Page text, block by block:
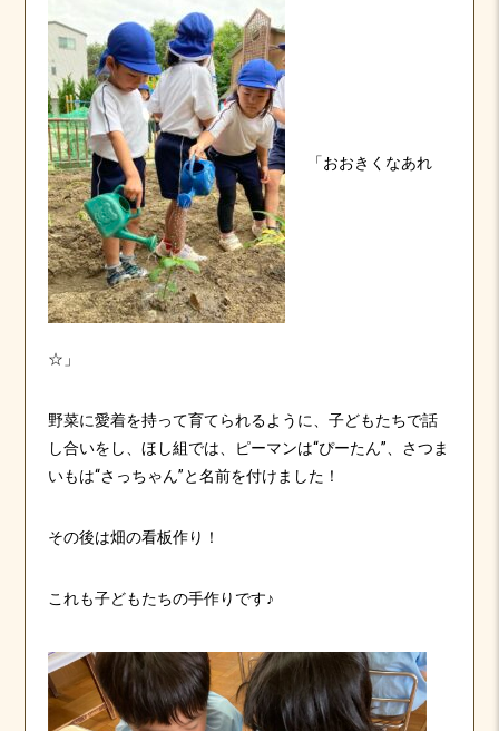
「おおきくなあれ
☆」
野菜に愛着を持って育てられるように、子どもたちで話
し合いをし、ほし組では、ピーマンは“ぴーたん”、さつま
いもは“さっちゃん”と名前を付けました！
その後は畑の看板作り！
これも子どもたちの手作りです♪